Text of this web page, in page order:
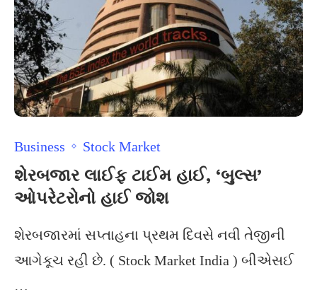
Business Stock Market
શેરબજાર લાઈફ ટાઈમ હાઈ, ‘બુલ્સ’
ઓપરેટરોનો હાઈ જોશ
શેરબજારમાં સપ્તાહના પ્રથમ દિવસે નવી તેજીની
આગેકૂચ રહી છે. ( Stock Market India ) બીએસઈ
…